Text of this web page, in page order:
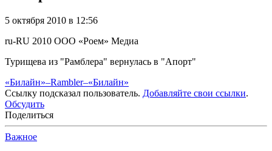
5 октября 2010 в 12:56
ru-RU 2010 ООО «Роем» Медиа
Турищева из "Рамблера" вернулась в "Апорт"
«Билайн»–Rambler–«Билайн»
Ссылку подсказал пользователь. Добавляйте свои ссылки.
Обсудить
Поделиться
Важное